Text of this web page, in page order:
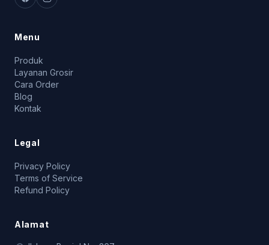
Menu
Produk
Layanan Grosir
Cara Order
Blog
Kontak
Legal
Privacy Policy
Terms of Service
Refund Policy
Alamat